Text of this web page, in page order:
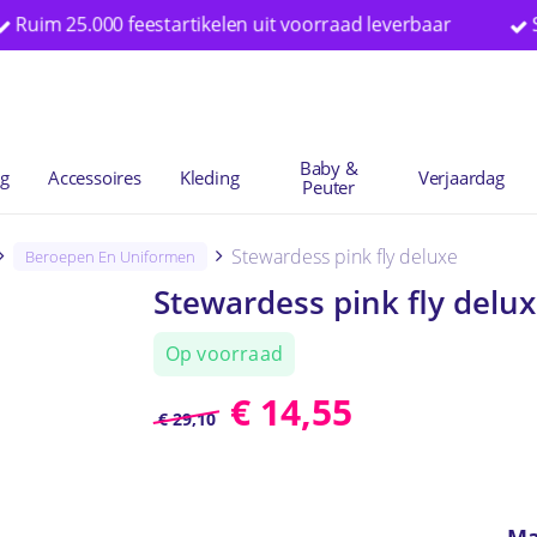
25.000 feestartikelen uit voorraad leverbaar
Accessoires Kleding
Baby &
Peuter
Verjaardag
Beroepen En Uniformen Stewardess pink fly deluxe
Stewardess pink fly
Op voorraad
€29,10 € 14,55